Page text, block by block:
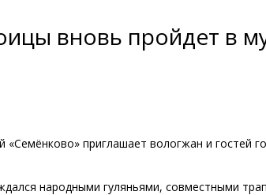
вновь пройдет в
«Семёнково» приглашает вологжан и гостей
народными гуляньями, совместными